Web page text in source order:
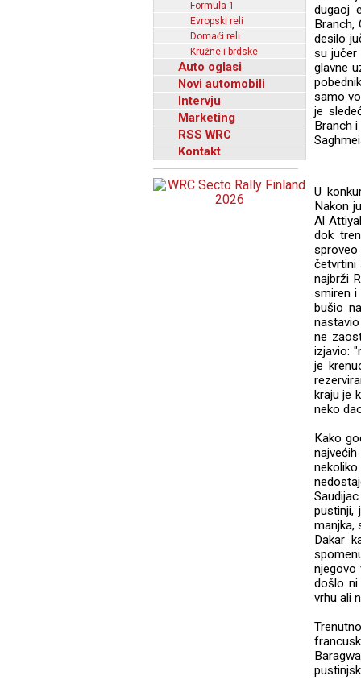
Formula 1
Evropski reli
Domaći reli
Kružne i brdske
Auto oglasi
Novi automobili
Intervju
Marketing
RSS WRC
Kontakt
dugaoj
Branch,
desilo
su jučer
glavne
samo
je
Branch
U
Nakon
Al
dok
četvrtini
najbrži
smiren i
bušio
ne
izjavio:
je
kraju je
neko
Kako
pustinji,
manjka,
Dakar
njegovo
došlo ni
vrhu ali